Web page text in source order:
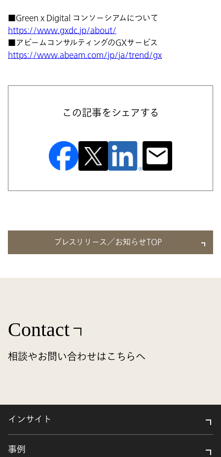
■Green x Digital コンソーシアムについて
https://www.gxdc.jp/about/
■アビームコンサルティングのGXサービス
https://www.abeam.com/jp/ja/trend/gx
この記事をシェアする
プレスリリース／お知らせTOP
Contact
相談やお問い合わせはこちらへ
インサイト
事例